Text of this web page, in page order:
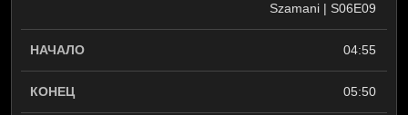
Szamani | S06E09
04:55
05:50